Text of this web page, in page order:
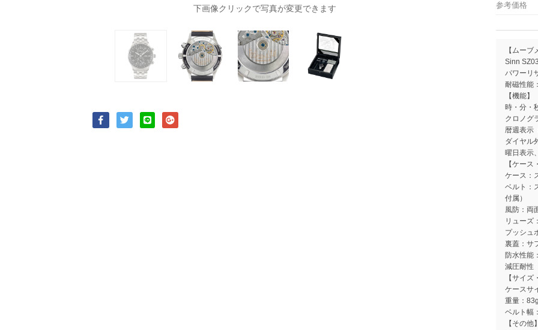
下画像クリックで写真が変更できます 参考価格
【ムーブ
Sinn
パワーリ
耐磁性能
【機能】
時・分・
クロノグ
暦週表示
ダイヤル
曜日表示
【ケース
ケース：
ベルト：
付属）
風防：両
リューズ
プッシュ
裏蓋：サ
防水性能
減圧耐性
【サイズ
ケースサ
重量：
ベルト幅
【その他】